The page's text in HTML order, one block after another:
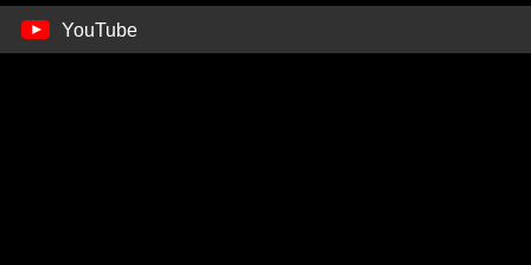
YouTube